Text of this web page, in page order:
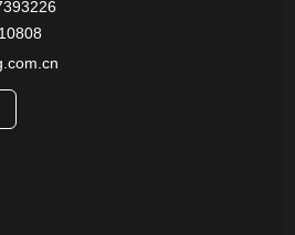
用运输传媒介质）系列
采集与保存套装系列